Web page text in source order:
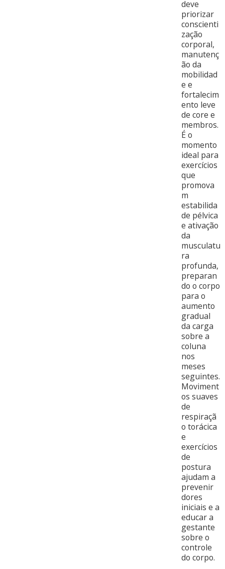
deve
priorizar
conscienti
zação
corporal,
manutenç
ão da
mobilidad
e e
fortalecim
ento leve
de core e
membros.
É o
momento
ideal para
exercícios
que
promova
m
estabilida
de pélvica
e ativação
da
musculatu
ra
profunda,
preparan
do o corpo
para o
aumento
gradual
da carga
sobre a
coluna
nos
meses
seguintes.
Moviment
os suaves
de
respiraçã
o torácica
e
exercícios
de
postura
ajudam a
prevenir
dores
iniciais e a
educar a
gestante
sobre o
controle
do corpo.